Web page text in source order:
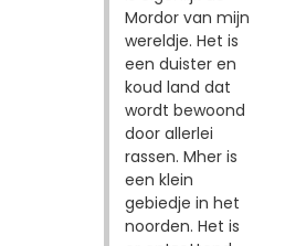
Mordor van mijn
wereldje. Het is
een duister en
koud land dat
wordt bewoond
door allerlei
rassen. Mher is
een klein
gebiedje in het
noorden. Het is